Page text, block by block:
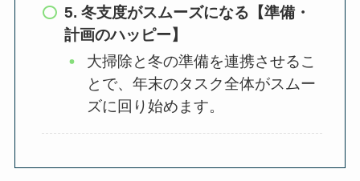
5. 冬支度がスムーズになる【準備・
計画のハッピー】
大掃除と冬の準備を連携させるこ
とで、年末のタスク全体がスムー
ズに回り始めます。